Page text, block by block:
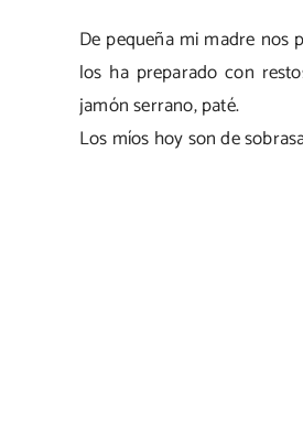
De pequeña mi madre nos
los ha preparado con
jamón serrano, paté.
Los míos hoy son de